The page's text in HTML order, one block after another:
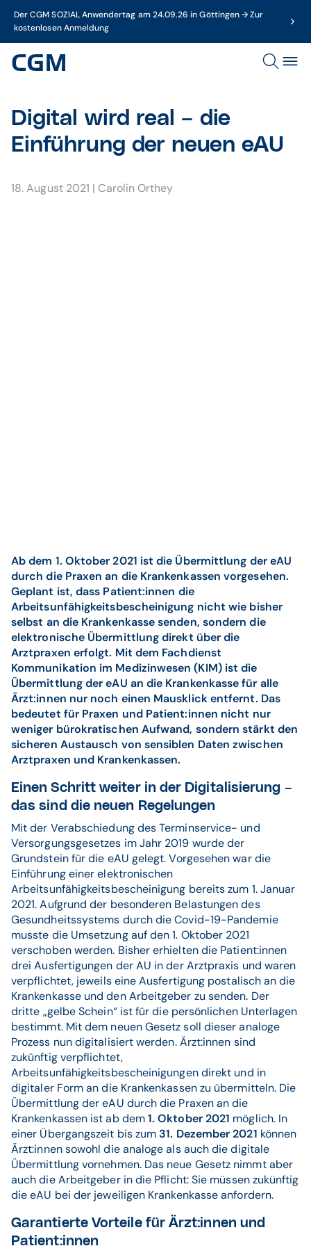
Der CGM SOZIAL Anwendertag am 24.09.26 in Göttingen → Zur
kostenlosen Anmeldung
Digital wird real – die
Einführung der neuen eAU
18. August 2021 | Carolin Orthey
Ab dem 1. Oktober 2021 ist die Übermittlung der eAU
durch die Praxen an die Krankenkassen vorgesehen.
Geplant ist, dass Patient:innen die
Arbeitsunfähigkeitsbescheinigung nicht wie bisher
selbst an die Krankenkasse senden, sondern die
elektronische Übermittlung direkt über die
Arztpraxen erfolgt. Mit dem Fachdienst
Kommunikation im Medizinwesen (KIM) ist die
Übermittlung der eAU an die Krankenkasse für alle
Ärzt:innen nur noch einen Mausklick entfernt. Das
bedeutet für Praxen und Patient:innen nicht nur
weniger bürokratischen Aufwand, sondern stärkt den
sicheren Austausch von sensiblen Daten zwischen
Arztpraxen und Krankenkassen.
Einen Schritt weiter in der Digitalisierung –
das sind die neuen Regelungen
Mit der Verabschiedung des Terminservice- und
Versorgungsgesetzes im Jahr 2019 wurde der
Grundstein für die eAU gelegt. Vorgesehen war die
Einführung einer elektronischen
Arbeitsunfähigkeitsbescheinigung bereits zum 1. Januar
2021. Aufgrund der besonderen Belastungen des
Gesundheitssystems durch die Covid-19-Pandemie
musste die Umsetzung auf den 1. Oktober 2021
verschoben werden. Bisher erhielten die Patient:innen
drei Ausfertigungen der AU in der Arztpraxis und waren
verpflichtet, jeweils eine Ausfertigung postalisch an die
Krankenkasse und den Arbeitgeber zu senden. Der
dritte „gelbe Schein“ ist für die persönlichen Unterlagen
bestimmt. Mit dem neuen Gesetz soll dieser analoge
Prozess nun digitalisiert werden. Ärzt:innen sind
zukünftig verpflichtet,
Arbeitsunfähigkeitsbescheinigungen direkt und in
digitaler Form an die Krankenkassen zu übermitteln. Die
Übermittlung der eAU durch die Praxen an die
Krankenkassen ist ab dem1. Oktober 2021 möglich. In
einer Übergangszeit bis zum 31. Dezember 2021 können
Ärzt:innen sowohl die analoge als auch die digitale
Übermittlung vornehmen. Das neue Gesetz nimmt aber
auch die Arbeitgeber in die Pflicht: Sie müssen zukünftig
die eAU bei der jeweiligen Krankenkasse anfordern.
Garantierte Vorteile für Ärzt:innen und
Patient:innen